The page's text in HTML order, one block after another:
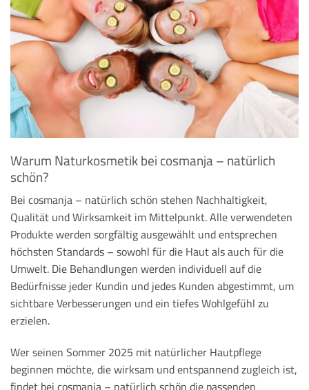
Warum Naturkosmetik bei cosmanja – natürlich
schön?
Bei cosmanja – natürlich schön stehen Nachhaltigkeit,
Qualität und Wirksamkeit im Mittelpunkt. Alle verwendeten
Produkte werden sorgfältig ausgewählt und entsprechen
höchsten Standards – sowohl für die Haut als auch für die
Umwelt. Die Behandlungen werden individuell auf die
Bedürfnisse jeder Kundin und jedes Kunden abgestimmt, um
sichtbare Verbesserungen und ein tiefes Wohlgefühl zu
erzielen.
Wer seinen Sommer 2025 mit natürlicher Hautpflege
beginnen möchte, die wirksam und entspannend zugleich ist,